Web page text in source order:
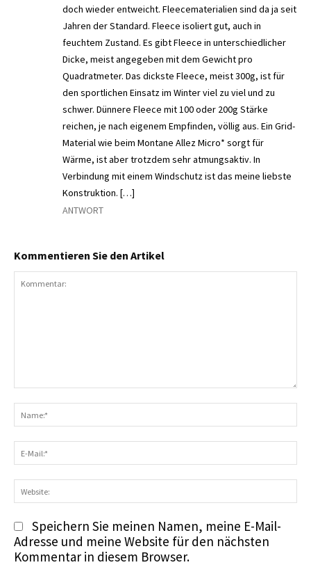
doch wieder entweicht. Fleecematerialien sind da ja seit
Jahren der Standard. Fleece isoliert gut, auch in
feuchtem Zustand. Es gibt Fleece in unterschiedlicher
Dicke, meist angegeben mit dem Gewicht pro
Quadratmeter. Das dickste Fleece, meist 300g, ist für
den sportlichen Einsatz im Winter viel zu viel und zu
schwer. Dünnere Fleece mit 100 oder 200g Stärke
reichen, je nach eigenem Empfinden, völlig aus. Ein Grid-
Material wie beim Montane Allez Micro* sorgt für
Wärme, ist aber trotzdem sehr atmungsaktiv. In
Verbindung mit einem Windschutz ist das meine liebste
Konstruktion. […]
ANTWORT
Kommentieren Sie den Artikel
Speichern Sie meinen Namen, meine E-Mail-
Adresse und meine Website für den nächsten
Kommentar in diesem Browser.